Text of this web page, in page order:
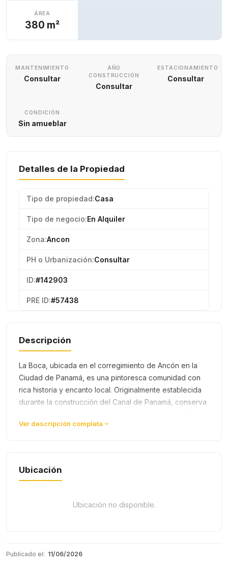
ÁREA
380 m²
MANTENIMIENTO
Consultar
AÑO
CONSTRUCCIÓN
Consultar
ESTACIONAMIENTO
Consultar
CONDICIÓN
Sin amueblar
Detalles de la Propiedad
Tipo de propiedad:Casa
Tipo de negocio:En Alquiler
Zona:Ancon
PH o Urbanización:Consultar
ID:#142903
PRE ID:#57438
Descripción
La Boca, ubicada en el corregimiento de Ancón en la
Ciudad de Panamá, es una pintoresca comunidad con
rica historia y encanto local. Originalmente establecida
durante la construcción del Canal de Panamá, conserva
ubicación estr…
Ver descripción completa
Ubicación
Ubicación no disponible.
Publicado el: 11/06/2026